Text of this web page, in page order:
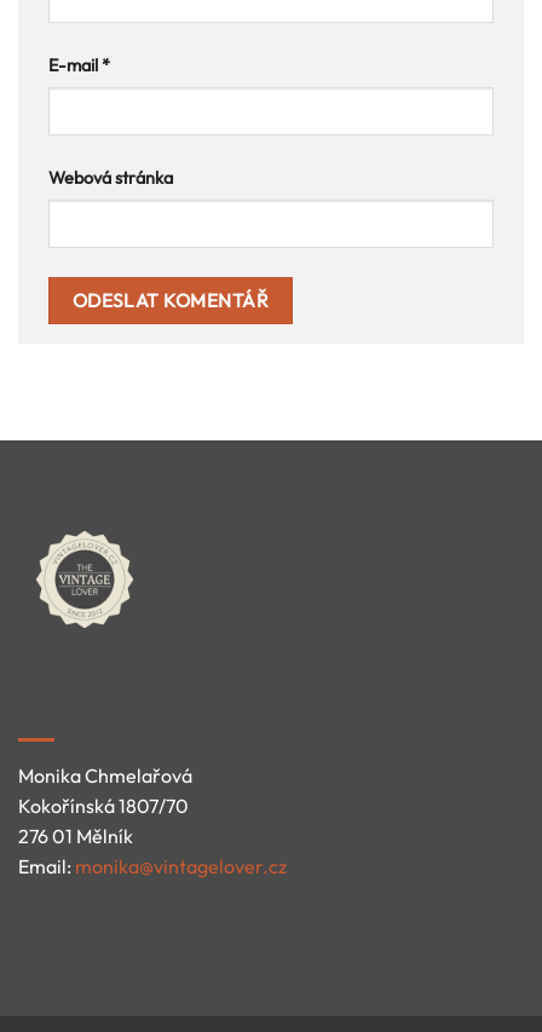
E-mail *
Webová stránka
Monika Chmelařová
Kokořínská 1807/70
276 01 Mělník
Email: monika@vintagelover.cz